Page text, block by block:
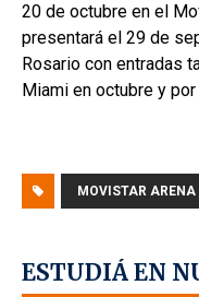
20 de octubre en el
presentará el 29 de
Rosario con entradas
Miami en octubre y
MOVISTAR ARENA
ESTUDIÁ EN